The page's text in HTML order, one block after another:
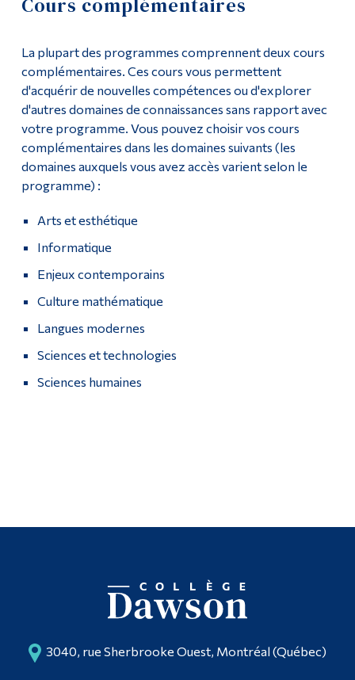
Demande d'admission
Cours
Liste de cours
Enseignement général
Cours complémentaires
Profil de sortie
FAQ
Poursuivre la lecture
La plupart des programmes comprennent deux cours
complémentaires. Ces cours vous permettent
d'acquérir de nouvelles compétences ou d'explorer
d'autres domaines de connaissances sans rapport avec
votre programme. Vous pouvez choisir vos cours
complémentaires dans les domaines suivants (les
domaines auxquels vous avez accès varient selon le
programme) :
Arts et esthétique
Informatique
Enjeux contemporains
Culture mathématique
Langues modernes
Sciences et technologies
Sciences humaines
3040, rue Sherbrooke Ouest, Montréal (Québec)
Liens
Menu principal
Programmes
Formation continue
personnel administratif